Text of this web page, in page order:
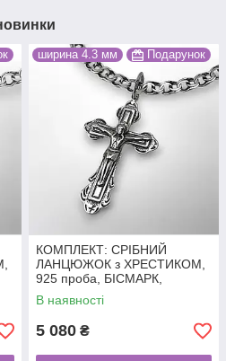
ширина 4.3 мм Подарунок
КОМПЛЕКТ: СРІБНИЙ
ЛАНЦЮЖОК з ХРЕСТИКОМ,
925 проба, БІСМАРК,
чорніння, 11.5 г + 3.65 г, 55
см
В наявності
5 080 ₴